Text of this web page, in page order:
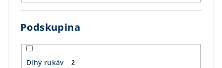
Podskupina
Dlhý rukáv 2